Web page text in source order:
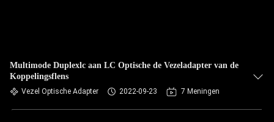
Multimode Duplexlc aan LC Optische de Vezeladapter van de
Koppelingsflens
Vezel Optische Adapter 2022-09-23 7 Meningen